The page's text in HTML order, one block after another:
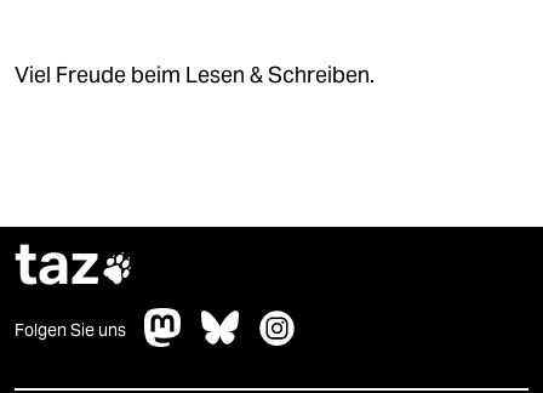
Viel Freude beim Lesen & Schreiben.
taz
Folgen Sie uns